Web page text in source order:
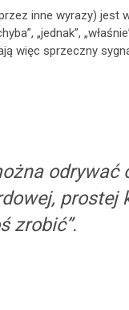
inne wyrazy)
„jednak”,
więc sprzeczny
prostej
zrobić”.